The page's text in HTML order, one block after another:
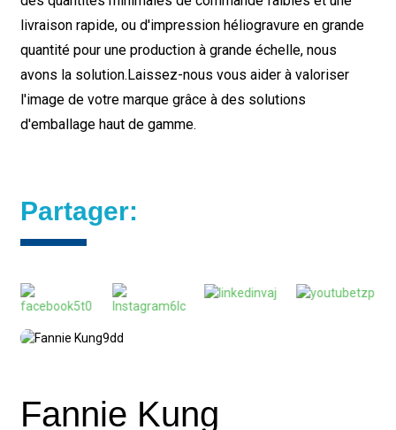
livraison rapide, ou d'impression héliogravure en grande
quantité pour une production à grande échelle, nous
avons la solution.Laissez-nous vous aider à valoriser
l'image de votre marque grâce à des solutions
d'emballage haut de gamme.
Partager:
Fannie Kung